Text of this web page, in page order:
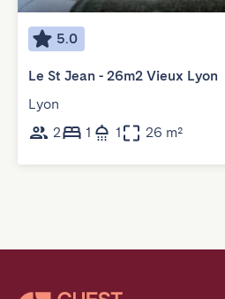
5.0
Le St Jean - 26m2 Vieux Lyon
Lyon
2
1 1 26 m²